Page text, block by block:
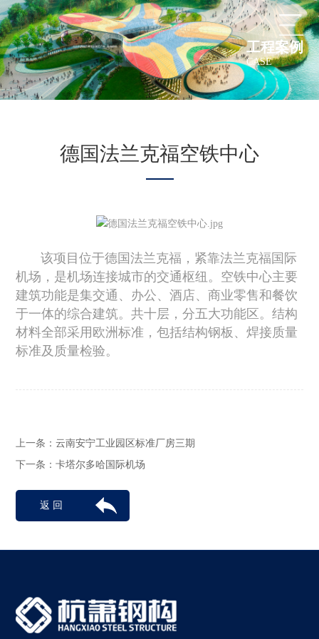
工程案例
CASE
德国法兰克福空铁中心
该项目位于德国法兰克福，紧靠法兰克福国际
机场，是机场连接城市的交通枢纽。空铁中心主要
建筑功能是集交通、办公、酒店、商业零售和餐饮
于一体的综合建筑。共十层，分五大功能区。结构
材料全部采用欧洲标准，包括结构钢板、焊接质量
标准及质量检验。
上一条：云南安宁工业园区标准厂房三期
下一条：卡塔尔多哈国际机场
返 回